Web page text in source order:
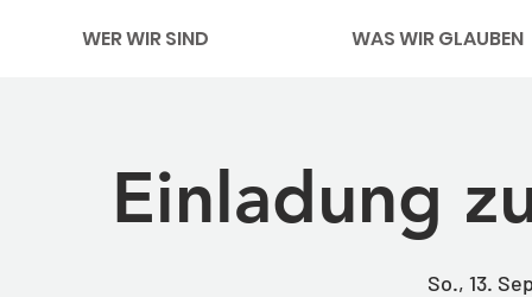
WER WIR SIND WAS WIR GLAUBEN
Einladung
So., 13.